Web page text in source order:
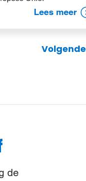
Lees meer
Volgende
de